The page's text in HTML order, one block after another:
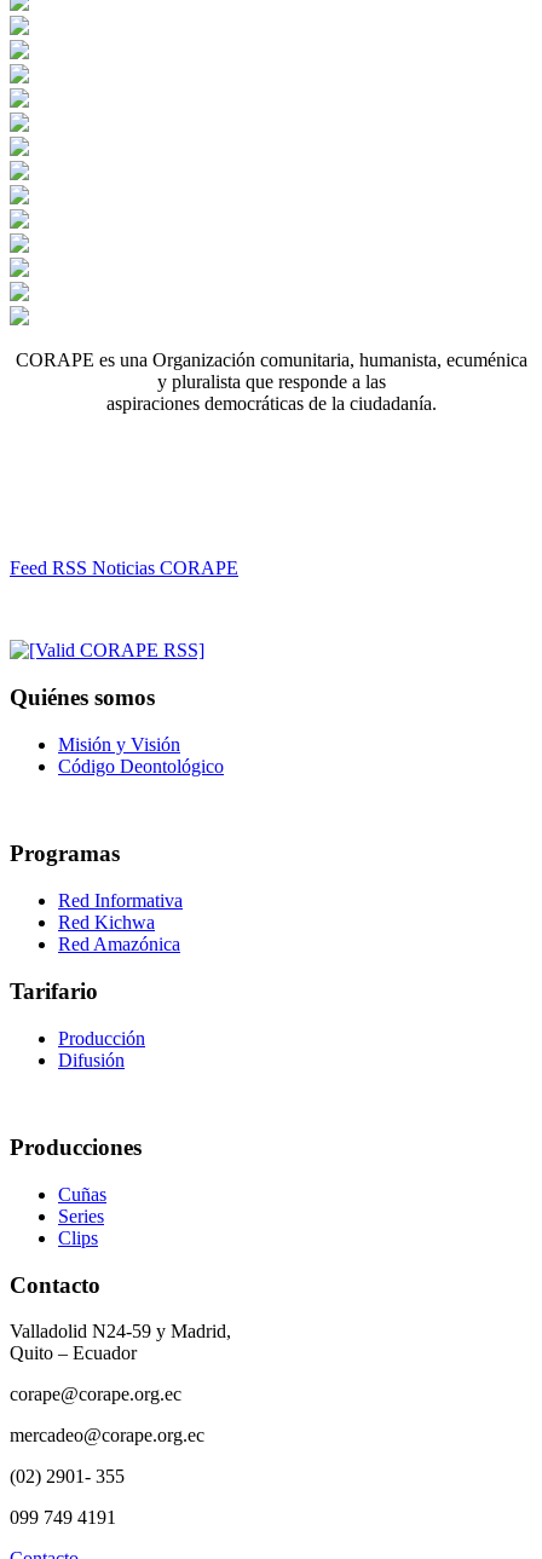
CORAPE es una Organización comunitaria, humanista, ecuménica
y pluralista que responde a las
aspiraciones democráticas de la ciudadanía.
Feed RSS Noticias CORAPE
Quiénes somos
Misión y Visión
Código Deontológico
Programas
Red Informativa
Red Kichwa
Red Amazónica
Tarifario
Producción
Difusión
Producciones
Cuñas
Series
Clips
Contacto
Valladolid N24-59 y Madrid,
Quito – Ecuador
corape@corape.org.ec
mercadeo@corape.org.ec
(02) 2901- 355
099 749 4191